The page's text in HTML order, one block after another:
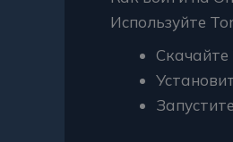
Используйте
Скачайте